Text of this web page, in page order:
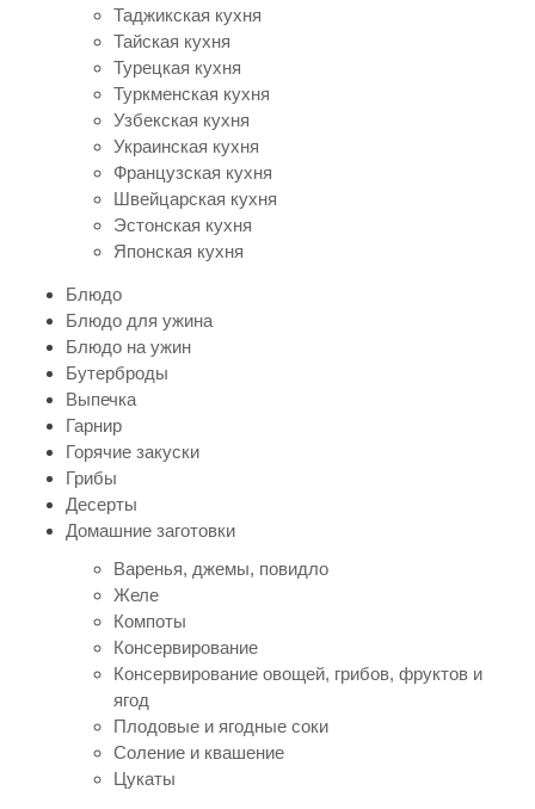
Таджикская кухня
Тайская кухня
Турецкая кухня
Туркменская кухня
Узбекская кухня
Украинская кухня
Французская кухня
Швейцарская кухня
Эстонская кухня
Японская кухня
Блюдо
Блюдо для ужина
Блюдо на ужин
Бутерброды
Выпечка
Гарнир
Горячие закуски
Грибы
Десерты
Домашние заготовки
Варенья, джемы, повидло
Желе
Компоты
Консервирование
Консервирование овощей, грибов, фруктов и
ягод
Плодовые и ягодные соки
Соление и квашение
Цукаты